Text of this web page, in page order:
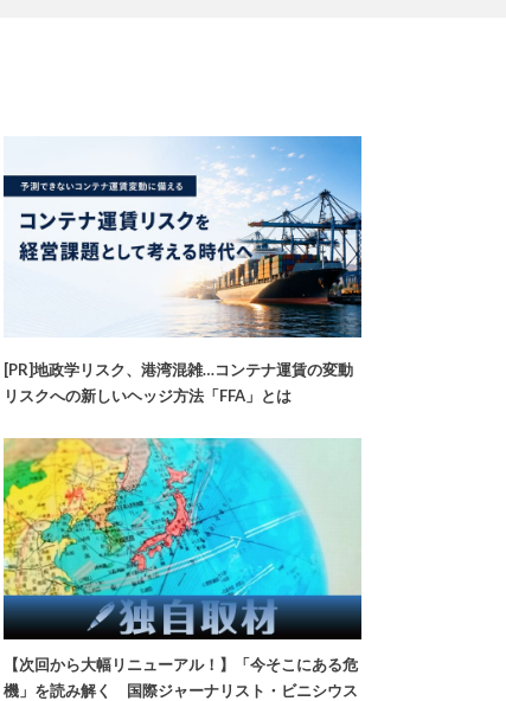
[PR]地政学リスク、港湾混雑…コンテナ運賃の変動
リスクへの新しいヘッジ方法「FFA」とは
【次回から大幅リニューアル！】「今そこにある危
機」を読み解く 国際ジャーナリスト・ビニシウス